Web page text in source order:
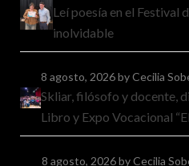
Leí poesía en el Festival
inolvidable
8 agosto, 2026by Cecilia
Skliar, filósofo y docente,
Libro y Expo Vocacional
8 agosto, 2026by Cecilia